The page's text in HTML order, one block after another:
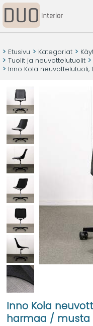
Etusivu Kategoriat
Tuolit ja neuvottelutuolit
Inno Kola
Inno Kola
harmaa / musta